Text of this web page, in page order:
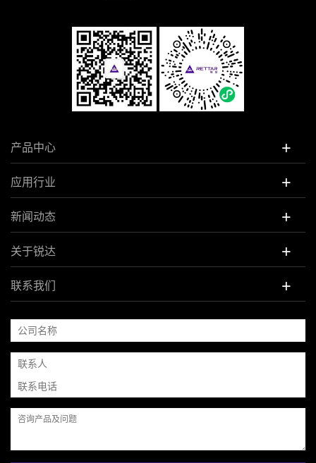
产品中心 +
应用行业 +
新闻动态 +
关于锐达 +
联系我们 +